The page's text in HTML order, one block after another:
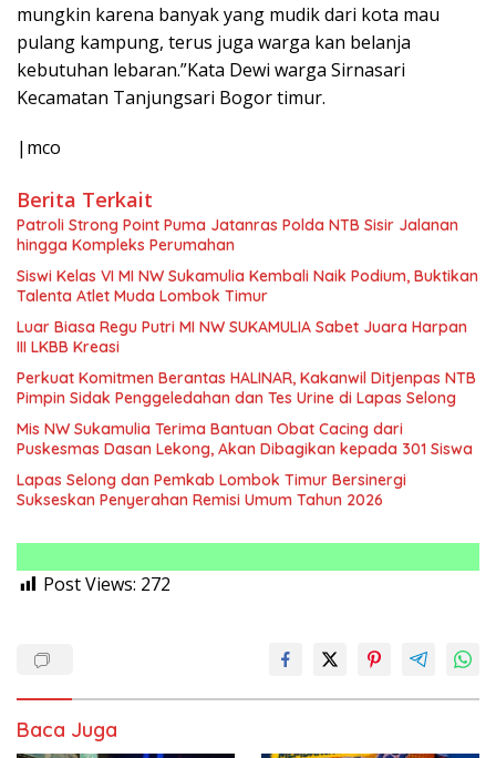
mungkin karena banyak yang mudik dari kota mau
pulang kampung, terus juga warga kan belanja
kebutuhan lebaran.”Kata Dewi warga Sirnasari
Kecamatan Tanjungsari Bogor timur.
|mco
Berita Terkait
Patroli Strong Point Puma Jatanras Polda NTB Sisir Jalanan
hingga Kompleks Perumahan
Siswi Kelas VI MI NW Sukamulia Kembali Naik Podium, Buktikan
Talenta Atlet Muda Lombok Timur
Luar Biasa Regu Putri MI NW SUKAMULIA Sabet Juara Harpan
III LKBB Kreasi
Perkuat Komitmen Berantas HALINAR, Kakanwil Ditjenpas NTB
Pimpin Sidak Penggeledahan dan Tes Urine di Lapas Selong
Mis NW Sukamulia Terima Bantuan Obat Cacing dari
Puskesmas Dasan Lekong, Akan Dibagikan kepada 301 Siswa
Lapas Selong dan Pemkab Lombok Timur Bersinergi
Sukseskan Penyerahan Remisi Umum Tahun 2026
Post Views: 272
Baca Juga